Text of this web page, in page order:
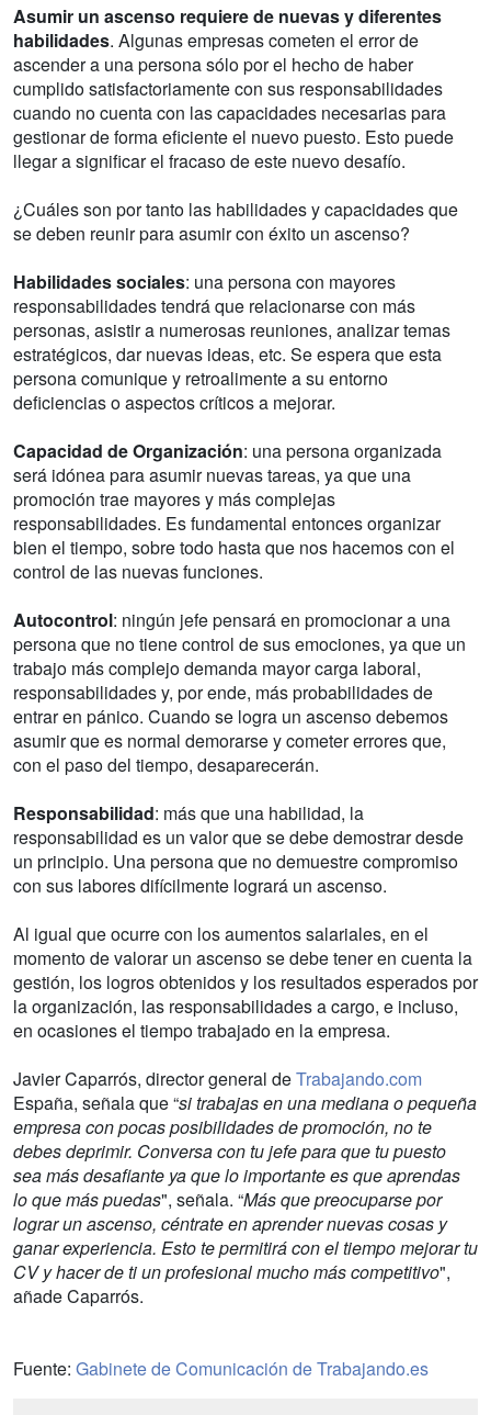
Asumir un ascenso requiere de nuevas y diferentes
habilidades. Algunas empresas cometen el error de
ascender a una persona sólo por el hecho de haber
cumplido satisfactoriamente con sus responsabilidades
cuando no cuenta con las capacidades necesarias para
gestionar de forma eficiente el nuevo puesto. Esto puede
llegar a significar el fracaso de este nuevo desafío.
¿Cuáles son por tanto las habilidades y capacidades que
se deben reunir para asumir con éxito un ascenso?
Habilidades sociales: una persona con mayores
responsabilidades tendrá que relacionarse con más
personas, asistir a numerosas reuniones, analizar temas
estratégicos, dar nuevas ideas, etc. Se espera que esta
persona comunique y retroalimente a su entorno
deficiencias o aspectos críticos a mejorar.
Capacidad de Organización: una persona organizada
será idónea para asumir nuevas tareas, ya que una
promoción trae mayores y más complejas
responsabilidades. Es fundamental entonces organizar
bien el tiempo, sobre todo hasta que nos hacemos con el
control de las nuevas funciones.
Autocontrol: ningún jefe pensará en promocionar a una
persona que no tiene control de sus emociones, ya que un
trabajo más complejo demanda mayor carga laboral,
responsabilidades y, por ende, más probabilidades de
entrar en pánico. Cuando se logra un ascenso debemos
asumir que es normal demorarse y cometer errores que,
con el paso del tiempo, desaparecerán.
Responsabilidad: más que una habilidad, la
responsabilidad es un valor que se debe demostrar desde
un principio. Una persona que no demuestre compromiso
con sus labores difícilmente logrará un ascenso.
Al igual que ocurre con los aumentos salariales, en el
momento de valorar un ascenso se debe tener en cuenta la
gestión, los logros obtenidos y los resultados esperados por
la organización, las responsabilidades a cargo, e incluso,
en ocasiones el tiempo trabajado en la empresa.
Javier Caparrós, director general deTrabajando.com
España, señala que “si trabajas en una mediana o pequeña
empresa con pocas posibilidades de promoción, no te
debes deprimir. Conversa con tu jefe para que tu puesto
sea más desafiante ya que lo importante es que aprendas
lo que más puedas", señala. “Más que preocuparse por
lograr un ascenso, céntrate en aprender nuevas cosas y
ganar experiencia. Esto te permitirá con el tiempo mejorar tu
CV y hacer de ti un profesional mucho más competitivo",
añade Caparrós.
Fuente: Gabinete de Comunicación de Trabajando.es